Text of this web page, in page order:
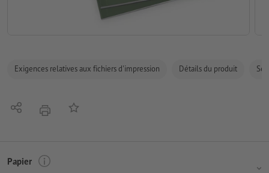
Exigences relatives aux fichiers d'impression Détails du produit
PartagerimprimerAjouter à liste d'article
Papier